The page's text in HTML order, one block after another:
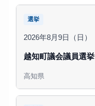
選挙
2026年8月9日（日）
越知町議会議員選挙
高知県